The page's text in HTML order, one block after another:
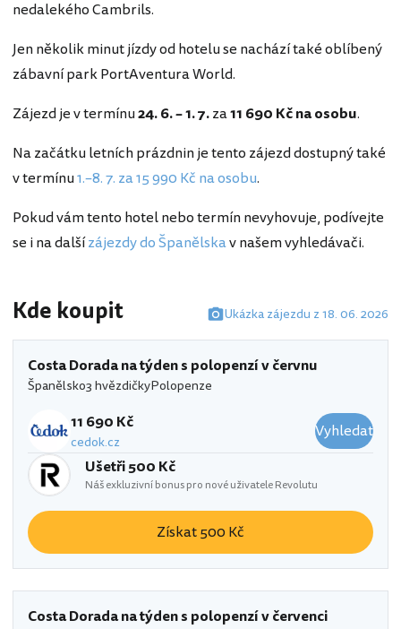
nedalekého Cambrils.
Jen několik minut jízdy od hotelu se nachází také oblíbený
zábavní park PortAventura World.
Zájezd je v termínu24. 6. – 1. 7.za11 690 Kč na osobu.
Na začátku letních prázdnin je tento zájezd dostupný také
v termínu1.–8. 7. za 15 990 Kč na osobu.
Pokud vám tento hotel nebo termín nevyhovuje, podívejte
se i na dalšízájezdy do Španělskav našem vyhledávači.
Kde koupit Ukázka zájezdu z 18. 06. 2026
Costa Dorada na týden s polopenzí v červnu
Španělsko3 hvězdičkyPolopenze
11 690 Kč
cedok.cz
Vyhledat
Ušetři 500 Kč
Náš exkluzivní bonus pro nové uživatele Revolutu
Získat 500 Kč
Costa Dorada na týden s polopenzí v červenci